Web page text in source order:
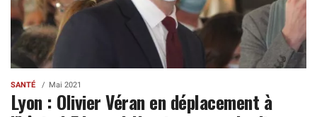
SANTÉ Mai 2021
Lyon : Olivier Véran en déplacement à